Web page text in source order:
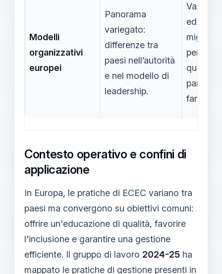
Modelli
organizzativi
europei
Panorama
variegato:
differenze tra
paesi nell’autorità
e nel modello di
leadership.
migliora
qualità
parte
famiglie.
Contesto operativo e confini di
applicazione
In Europa, le pratiche di ECEC variano tra
paesi ma convergono su obiettivi comuni:
offrire un'educazione di qualità, favorire
l'inclusione e garantire una gestione
efficiente. Il gruppo di lavoro 2024-25 ha
mappato le pratiche di gestione presenti in